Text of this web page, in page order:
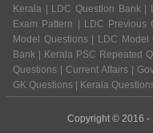
Kerala | LDC Question Bank |
Exam Pattern | LDC Previous
Model Questions | LDC
Bank | Kerala PSC Repeated
Questions | Current Affairs |
GK Questions | Kerala
Copyright © 2016 -